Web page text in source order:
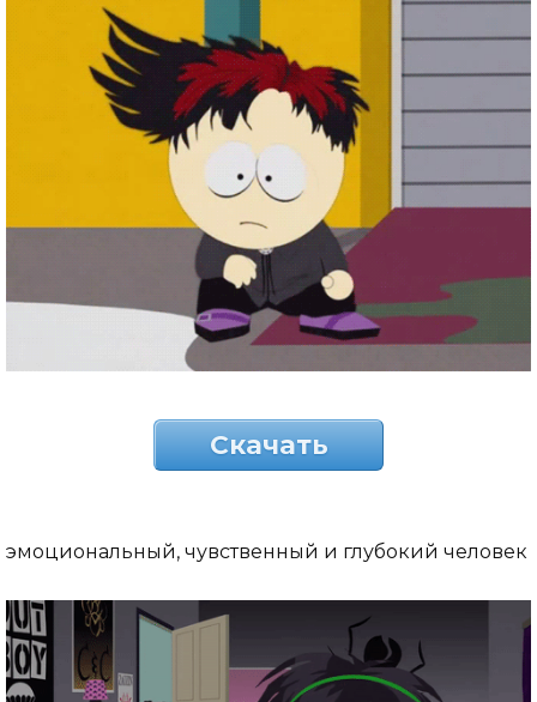
Скачать
эмоциональный, чувственный и глубокий человек